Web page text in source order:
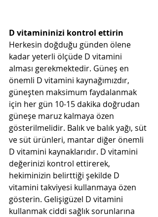
D vitamininizi kontrol ettirin
Herkesin doğduğu günden ölene
kadar yeterli ölçüde D vitamini
alması gerekmektedir. Güneş en
önemli D vitamini kaynağımızdır,
güneşten maksimum faydalanmak
için her gün 10-15 dakika doğrudan
güneşe maruz kalmaya özen
gösterilmelidir. Balık ve balık yağı, süt
ve süt ürünleri, mantar diğer önemli
D vitamini kaynaklarıdır. D vitamini
değerinizi kontrol ettirerek,
hekiminizin belirttiği şekilde D
vitamini takviyesi kullanmaya özen
gösterin. Gelişigüzel D vitamini
kullanmak ciddi sağlık sorunlarına